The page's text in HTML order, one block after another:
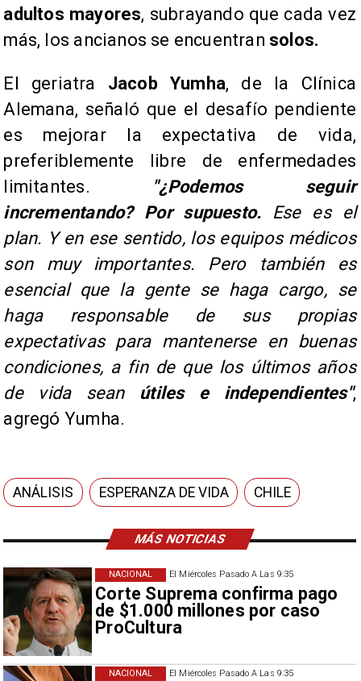
MÁS NOTICIAS
El Miércoles Pasado A Las 9:35
Corte Suprema confirma pago
de $1.000 millones por caso
ProCultura
NACIONAL
El Miércoles Pasado A Las 9:35
NACIONAL
adultos mayores, subrayando que cada vez
más, los ancianos se encuentran solos.
​El geriatra Jacob Yumha, de la Clínica
Alemana, señaló que el desafío pendiente
es mejorar la expectativa de vida,
preferiblemente libre de enfermedades
limitantes.
"¿Podemos seguir
incrementando? Por supuesto. Ese es el
plan. Y en ese sentido, los equipos médicos
son muy importantes. Pero también es
esencial que la gente se haga cargo, se
haga responsable de sus propias
expectativas para mantenerse en buenas
condiciones, a fin de que los últimos años
de vida sean útiles e independientes",
agregó Yumha.
ANÁLISIS ESPERANZA DE VIDA CHILE